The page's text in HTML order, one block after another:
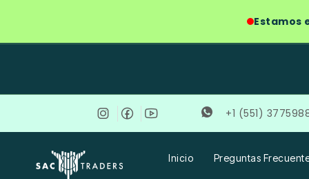
Estamos
+1 (551)
Inicio Preguntas